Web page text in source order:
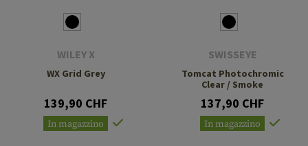
WILEY X
WX Grid Grey
139,90 CHF
In magazzino
SWISSEYE
Tomcat Photochromic
Clear / Smoke
137,90 CHF
In magazzino